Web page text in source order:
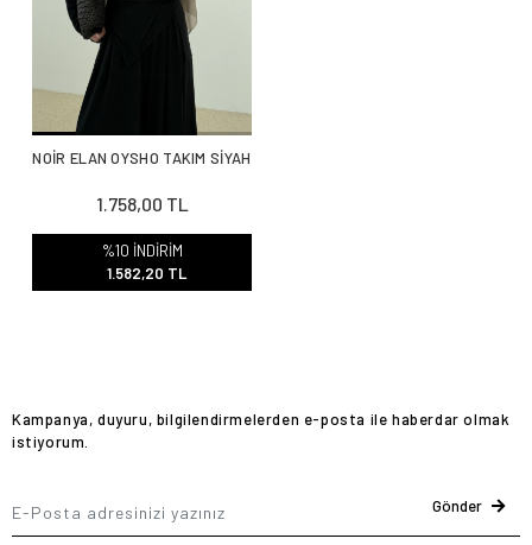
NOİR ELAN OYSHO TAKIM SİYAH
1.758,00 TL
%10 İNDİRİM
1.582,20 TL
Kampanya, duyuru, bilgilendirmelerden e-posta ile haberdar olmak
istiyorum.
Gönder